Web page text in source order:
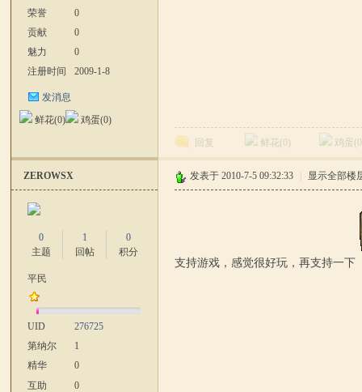
荣誉
0
贡献
0
魅力
0
注册时间
2009-1-8
发消息
鲜花(0) 鸡蛋(0)
回复 鲜花( 0 ) 鸡蛋( 0
ZEROWSX
0
主题
1
回帖
0
积分
平民
UID
276725
第纳尔
1
精华
0
互助
0
发表于 2010-7-5 09:32:33 显示全部楼
支持游戏，感觉很好玩，再支持一下